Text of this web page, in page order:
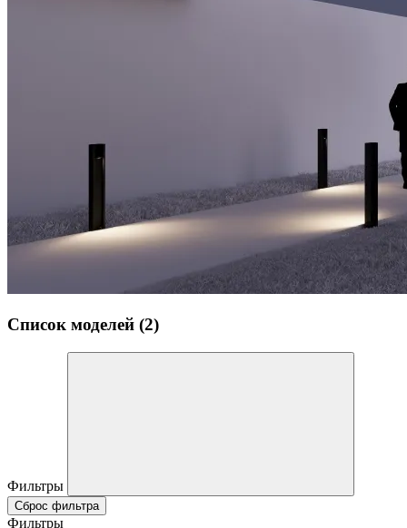
Список моделей (2)
Фильтры
Сброс фильтра
Фильтры